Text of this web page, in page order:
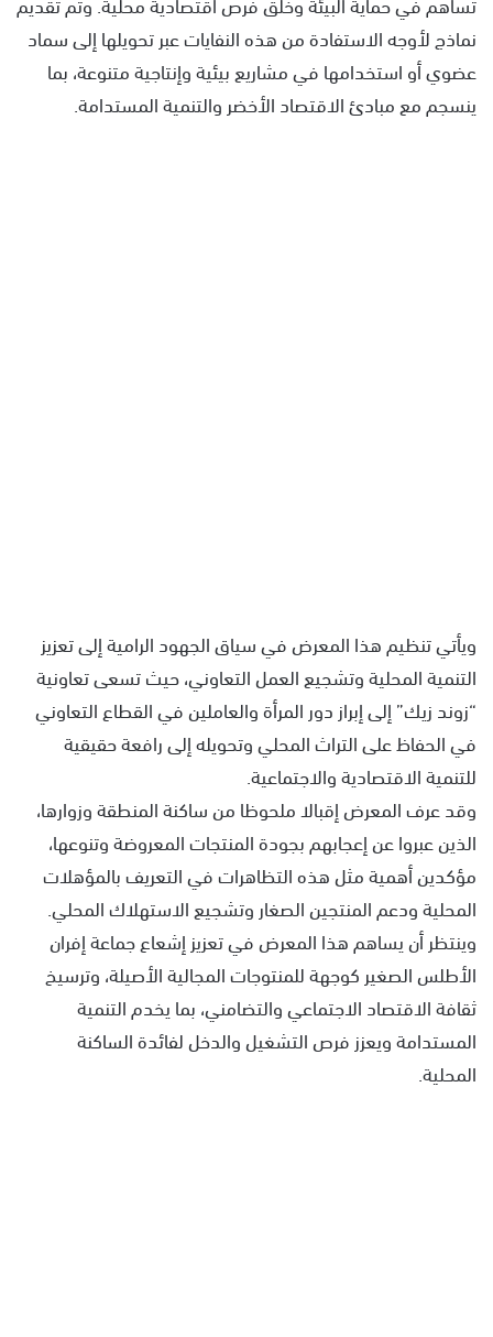
نماذج لأوجه الاستفادة من هذه النفايات عبر تحويلها إلى سماد
عضوي أو استخدامها في مشاريع بيئية وإنتاجية متنوعة، بما
ينسجم مع مبادئ الاقتصاد الأخضر والتنمية المستدامة.
ويأتي تنظيم هذا المعرض في سياق الجهود الرامية إلى تعزيز
التنمية المحلية وتشجيع العمل التعاوني، حيث تسعى تعاونية
“زوند زيك” إلى إبراز دور المرأة والعاملين في القطاع التعاوني
في الحفاظ على التراث المحلي وتحويله إلى رافعة حقيقية
للتنمية الاقتصادية والاجتماعية.
وقد عرف المعرض إقبالا ملحوظا من ساكنة المنطقة وزوارها،
الذين عبروا عن إعجابهم بجودة المنتجات المعروضة وتنوعها،
مؤكدين أهمية مثل هذه التظاهرات في التعريف بالمؤهلات
المحلية ودعم المنتجين الصغار وتشجيع الاستهلاك المحلي.
وينتظر أن يساهم هذا المعرض في تعزيز إشعاع جماعة إفران
الأطلس الصغير كوجهة للمنتوجات المجالية الأصيلة، وترسيخ
ثقافة الاقتصاد الاجتماعي والتضامني، بما يخدم التنمية
المستدامة ويعزز فرص التشغيل والدخل لفائدة الساكنة
المحلية.